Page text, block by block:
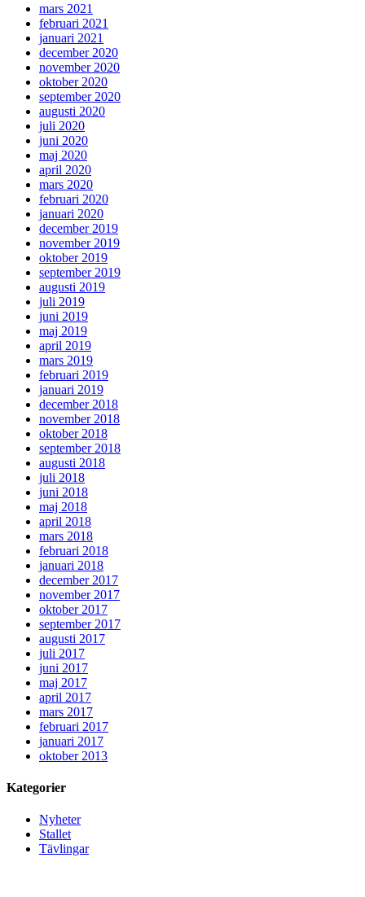
mars 2021
februari 2021
januari 2021
december 2020
november 2020
oktober 2020
september 2020
augusti 2020
juli 2020
juni 2020
maj 2020
april 2020
mars 2020
februari 2020
januari 2020
december 2019
november 2019
oktober 2019
september 2019
augusti 2019
juli 2019
juni 2019
maj 2019
april 2019
mars 2019
februari 2019
januari 2019
december 2018
november 2018
oktober 2018
september 2018
augusti 2018
juli 2018
juni 2018
maj 2018
april 2018
mars 2018
februari 2018
januari 2018
december 2017
november 2017
oktober 2017
september 2017
augusti 2017
juli 2017
juni 2017
maj 2017
april 2017
mars 2017
februari 2017
januari 2017
oktober 2013
Kategorier
Nyheter
Stallet
Tävlingar